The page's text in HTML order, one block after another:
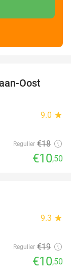
42%
Oost
9.0 star
Regulier €18
€10,50
9.3 star
Regulier €19
€10,50